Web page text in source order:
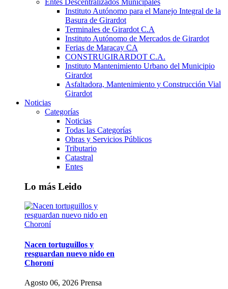
Entes Descentralizados Municipales
Instituto Autónomo para el Manejo Integral de la
Basura de Girardot
Terminales de Girardot C.A
Instituto Autónomo de Mercados de Girardot
Ferias de Maracay CA
CONSTRUGIRARDOT C.A.
Instituto Mantenimiento Urbano del Municipio
Girardot
Asfaltadora, Mantenimiento y Construcción Vial
Girardot
Noticias
Categorías
Noticias
Todas las Categorías
Obras y Servicios Públicos
Tributario
Catastral
Entes
Lo más Leido
Nacen tortuguillos y
resguardan nuevo nido en
Choroní
Agosto 06, 2026 Prensa